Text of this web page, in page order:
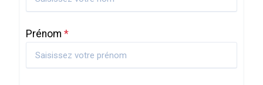
Prénom *